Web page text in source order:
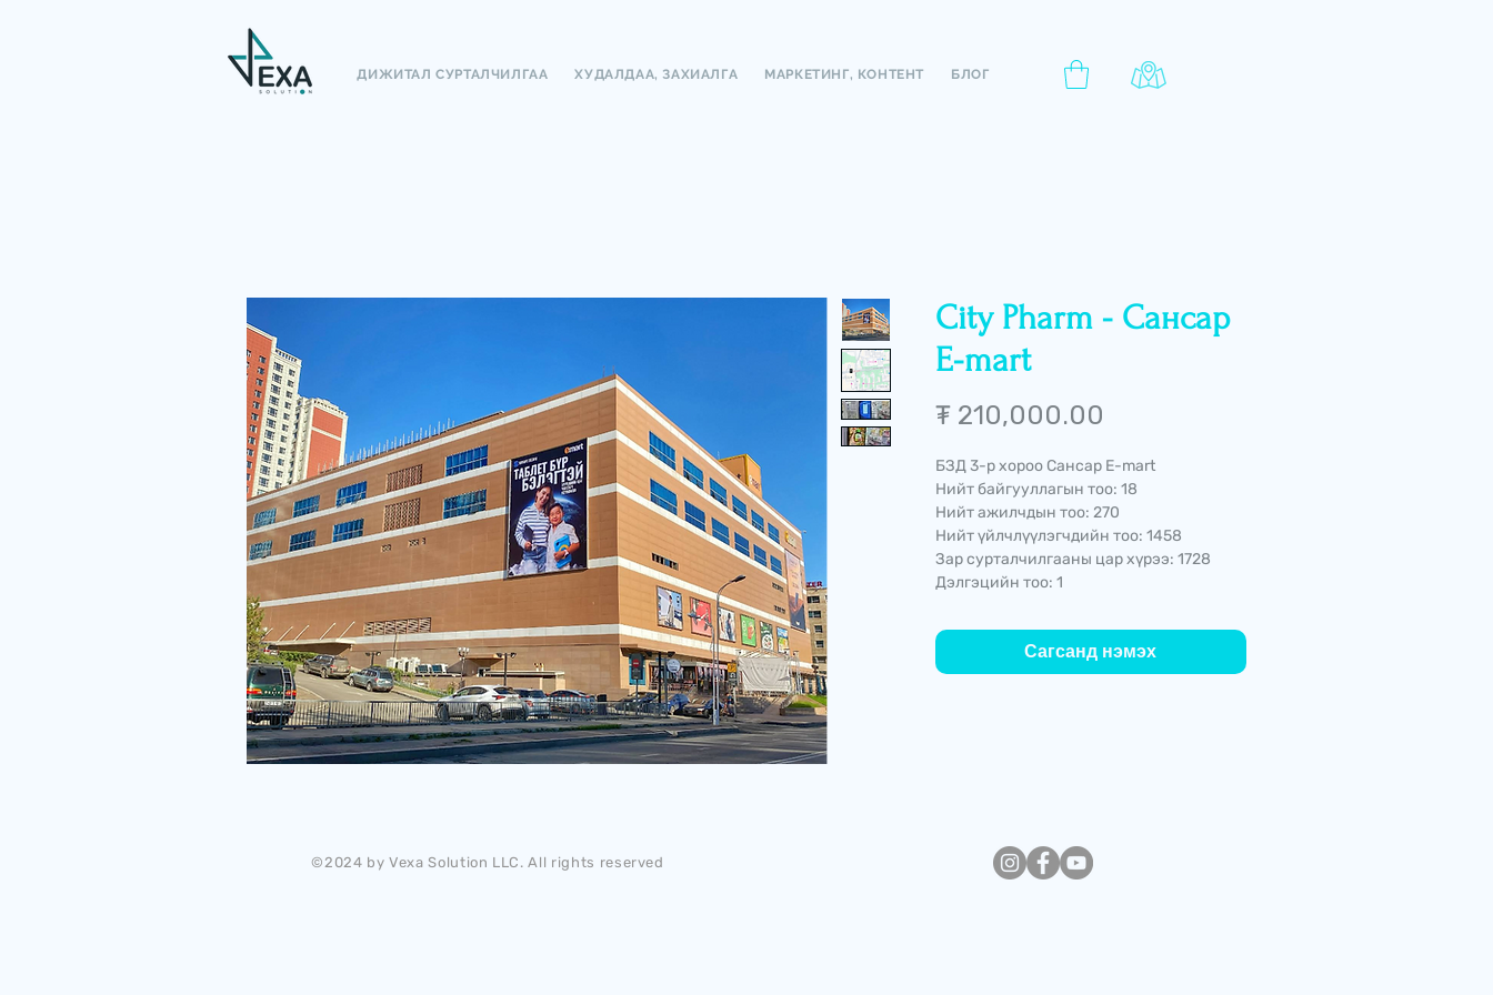
ДИЖИТАЛ СУРТАЛЧИЛГАА ХУДАЛДАА, ЗАХИАЛГА МАРКЕТИНГ, КОНТЕНТ БЛОГ
City Pharm - Сансар
E-mart
₮ 210,000.00
БЗД 3-р хороо Сансар E-mart
Нийт байгууллагын тоо: 18
Нийт ажилчдын тоо: 270
Нийт үйлчлүүлэгчдийн тоо: 1458
Зар сурталчилгааны цар хүрээ: 1728
Дэлгэцийн тоо: 1
Сагсанд нэмэх
©2024 by Vexa Solution LLC. All rights reserved